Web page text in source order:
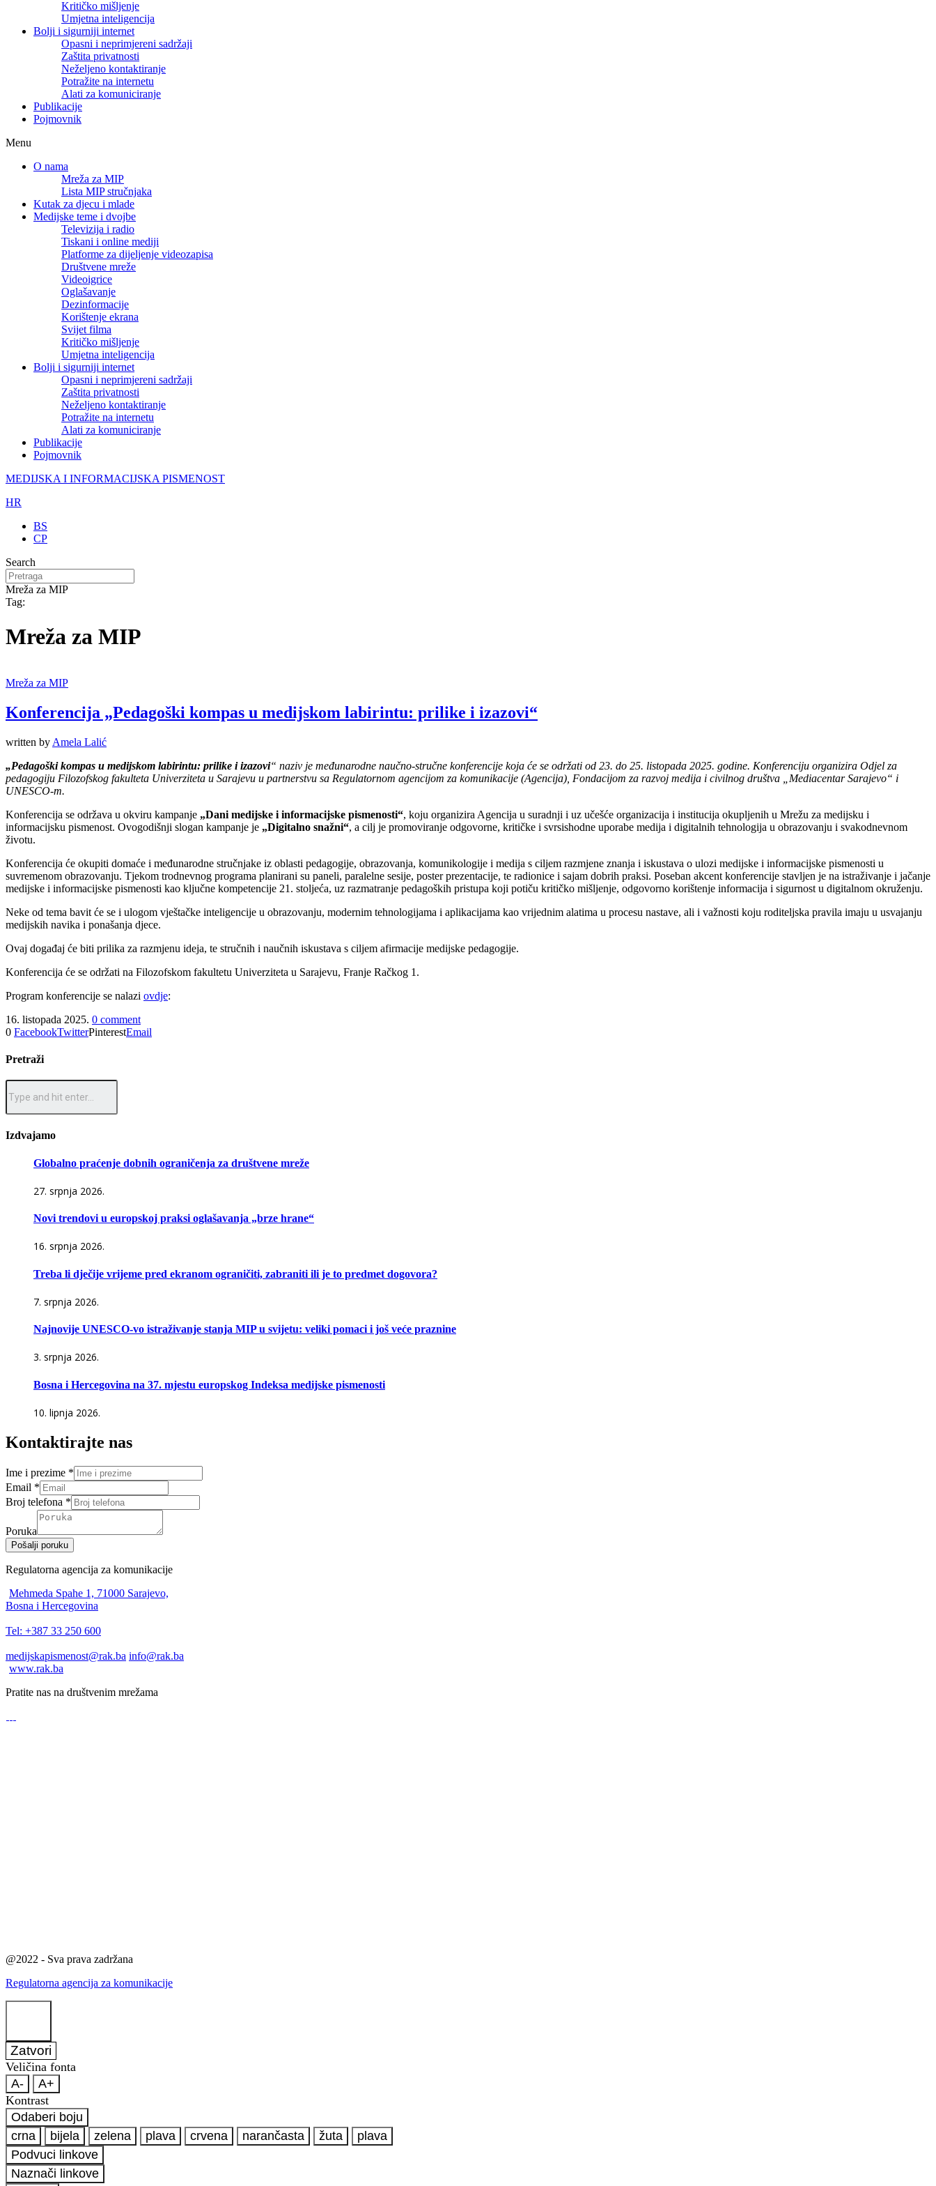
Kritičko mišljenje
Umjetna inteligencija
Bolji i sigurniji internet
Opasni i neprimjereni sadržaji
Zaštita privatnosti
Neželjeno kontaktiranje
Potražite na internetu
Alati za komuniciranje
Publikacije
Pojmovnik
Menu
O nama
Mreža za MIP
Lista MIP stručnjaka
Kutak za djecu i mlade
Medijske teme i dvojbe
Televizija i radio
Tiskani i online mediji
Platforme za dijeljenje videozapisa
Društvene mreže
Videoigrice
Oglašavanje
Dezinformacije
Korištenje ekrana
Svijet filma
Kritičko mišljenje
Umjetna inteligencija
Bolji i sigurniji internet
Opasni i neprimjereni sadržaji
Zaštita privatnosti
Neželjeno kontaktiranje
Potražite na internetu
Alati za komuniciranje
Publikacije
Pojmovnik
MEDIJSKA I INFORMACIJSKA PISMENOST
HR
BS
CP
Search
Mreža za MIP
Tag:
Mreža za MIP
Mreža za MIP
Konferencija „Pedagoški kompas u medijskom labirintu: prilike i izazovi“
written by Amela Lalić
„Pedagoški kompas u medijskom labirintu: prilike i izazovi“ naziv je međunarodne naučno-stručne konferencije koja će se održati od 23. do 25. listopada 2025. godine. Konferenciju organizira Odjel za
pedagogiju Filozofskog fakulteta Univerziteta u Sarajevu u partnerstvu sa Regulatornom agencijom za komunikacije (Agencija), Fondacijom za razvoj medija i civilnog društva „Mediacentar Sarajevo“ i
UNESCO-m.
Konferencija se održava u okviru kampanje „Dani medijske i informacijske pismenosti“, koju organizira Agencija u suradnji i uz učešće organizacija i institucija okupljenih u Mrežu za medijsku i
informacijsku pismenost. Ovogodišnji slogan kampanje je „Digitalno snažni“, a cilj je promoviranje odgovorne, kritičke i svrsishodne uporabe medija i digitalnih tehnologija u obrazovanju i svakodnevnom
životu.
Konferencija će okupiti domaće i međunarodne stručnjake iz oblasti pedagogije, obrazovanja, komunikologije i medija s ciljem razmjene znanja i iskustava o ulozi medijske i informacijske pismenosti u
suvremenom obrazovanju. Tjekom trodnevnog programa planirani su paneli, paralelne sesije, poster prezentacije, te radionice i sajam dobrih praksi. Poseban akcent konferencije stavljen je na istraživanje i jačanje
medijske i informacijske pismenosti kao ključne kompetencije 21. stoljeća, uz razmatranje pedagoških pristupa koji potiču kritičko mišljenje, odgovorno korištenje informacija i sigurnost u digitalnom okruženju.
Neke od tema bavit će se i ulogom vještačke inteligencije u obrazovanju, modernim tehnologijama i aplikacijama kao vrijednim alatima u procesu nastave, ali i važnosti koju roditeljska pravila imaju u usvajanju
medijskih navika i ponašanja djece.
Ovaj događaj će biti prilika za razmjenu ideja, te stručnih i naučnih iskustava s ciljem afirmacije medijske pedagogije.
Konferencija će se održati na Filozofskom fakultetu Univerziteta u Sarajevu, Franje Račkog 1.
Program konferencije se nalazi ovdje:
16. listopada 2025. 0 comment
0 FacebookTwitterPinterestEmail
Pretraži
Izdvajamo
Globalno praćenje dobnih ograničenja za društvene mreže
27. srpnja 2026.
Novi trendovi u europskoj praksi oglašavanja „brze hrane“
16. srpnja 2026.
Treba li dječije vrijeme pred ekranom ograničiti, zabraniti ili je to predmet dogovora?
7. srpnja 2026.
Najnovije UNESCO-vo istraživanje stanja MIP u svijetu: veliki pomaci i još veće praznine
3. srpnja 2026.
Bosna i Hercegovina na 37. mjestu europskog Indeksa medijske pismenosti
10. lipnja 2026.
Kontaktirajte nas
Ime i prezime *
Email *
Broj telefona *
Poruka
Pošalji poruku
Regulatorna agencija za komunikacije
Mehmeda Spahe 1, 71000 Sarajevo,
Bosna i Hercegovina
Tel: +387 33 250 600
medijskapismenost@rak.ba info@rak.ba
www.rak.ba
Pratite nas na društvenim mrežama
@2022 - Sva prava zadržana
Regulatorna agencija za komunikacije
Zatvori
Veličina fonta
A-
A+
Kontrast
Odaberi boju
crna
bijela zelena plava crvena narančasta žuta
plava
Podvuci linkove
Naznači linkove